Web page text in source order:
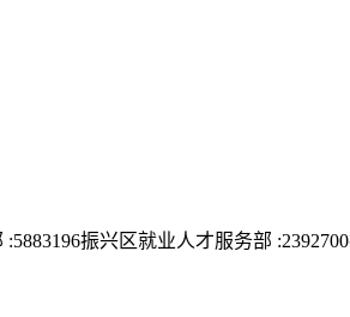
振兴区就业人才服务部